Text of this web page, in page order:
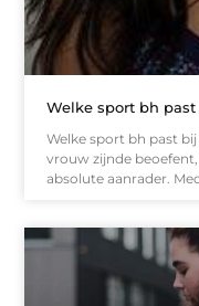
Welke sport bh
Welke sport bh past
vrouw zijnde
absolute aanrader.